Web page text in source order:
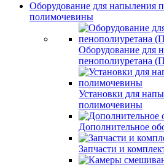
Оборудование для напыления
полимочевины
Оборудование для
пенополиуретана
Установки для
полимочевины
Дополнительное
Запчасти и